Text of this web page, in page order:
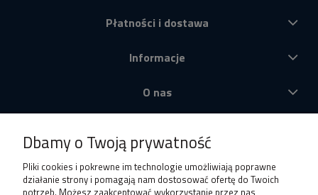
Płatności i dostawa
Informacje
O nas
Dbamy o Twoją prywatność
Pliki cookies i pokrewne im technologie umożliwiają poprawne
działanie strony i pomagają nam dostosować ofertę do Twoich
potrzeb. Możesz zaakceptować wykorzystanie przez nas